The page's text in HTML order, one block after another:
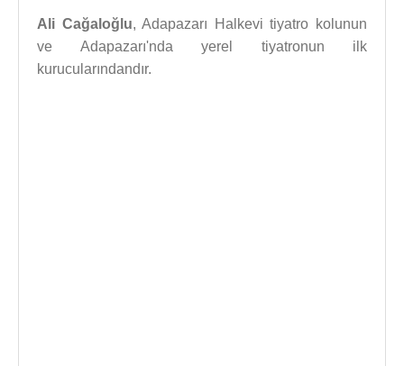
Ali Cağaloğlu, Adapazarı Halkevi tiyatro kolunun
ve Adapazarı'nda yerel tiyatronun ilk
kurucularındandır.